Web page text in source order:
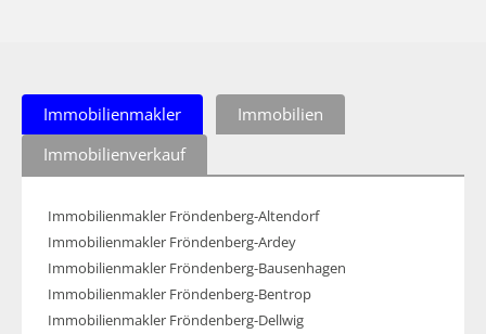
Immobilienmakler
Immobilien
Immobilienverkauf
Immobilienmakler Fröndenberg-Altendorf
Immobilienmakler Fröndenberg-Ardey
Immobilienmakler Fröndenberg-Bausenhagen
Immobilienmakler Fröndenberg-Bentrop
Immobilienmakler Fröndenberg-Dellwig